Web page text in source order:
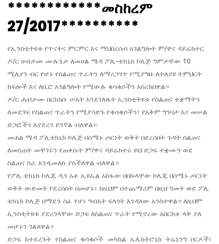
************መስከረም
27/2017**********
የኢንስቲትዩቱ የጥናትና ምርምር እና ማህበረሰብ አገልግሎት ም/ዋና ዳይሬክተር
ዶ/ር ሀብታሙ ሙሉጌታ ለመሀል ሜዳ ፖሊ-ቴክኒክ ኮሌጅ ግምታቸው 10
ሚሊየን ብር የሆኑ የስልጠና ጥራትን ለማረጋገጥ የሚያግዙ ለተለያዩ ትምህርት
ክፍሎች እና ለቢሮ አገልግሎት የሚውሉ ቁሳቁሶችን አስረክበዋል።
ዶ/ር ሐብታሙ በርክክቡ ሠአት እንደገለጹት ኢንስቲትዩቱ የስልጠና ተቋማትን
ለመደገፍ የስልጠና ጥራትን የሚያሳድጉ የቁሳቁሶችን፣ የአቅም ግንባታ እና መሠል
ድጋፎችን እያደረገ ይገኛል ብለዋል።
መሐል ሜዳ ፖሊቴክኒክ ኮሌጅ በሰሜኑ ጦርነት ወቅት በደረሰበት ጉዳት ስልጠና
ለመስጠት መቸገሩን የጠቀሱት ም/ዋና ዳይሬክተሩ ይህ ድጋፍ ተቋሙን ወደ
ስልጠና ስራ እንዲመለስ ያስችለዋል ብለዋል።
የፖሊ ቴክኒክ ኮሌጁ ዲን አቶ ኢዩኤል አስፋው በበኩላቸው ኮሌጁ በሰሜኑ ጦርነት
ወቅት ውድመት የደረሰበት በመሆኑ፣ ከዚህም በተጨማሪም በዚህ ዓመት ወደ ፖሊ
ቴክኒክ ኮሌጅ በማደጉ ሰፊ የሆነ ግብአት ፍላጎት እንዳለው አንስተዋል። ለዚህም
ኢንስቲትዩቱ ያደረገላቸው ድጋፍ ለስልጠና ጥራት የሚኖረው አበርክቶ ላቅ ያለ
መሆኑን ገልጸዋል።
ድጋፍ ከተደረጉት የስልጠና ቁሳቁሶች መካከል ኤሌክትሮኒክ ትሬኒንግ ቦርዶች፣